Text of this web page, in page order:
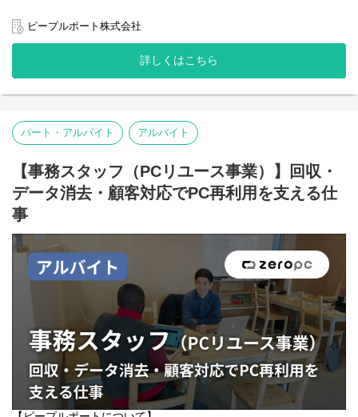
・チームを巻き込んだ改善の実行
上記以外にもビジョン達成に向けて、必要な施策に対して柔軟に
お任せする可能性があります。
難民当事者の活躍機会を創りたいという強い想いをお持ちの方、
ぜひお待ちしています。
すべての業務をご依頼することも可能ですし、どれかの業務を切
り分けてご依頼することも可能です。
・スクリプト執筆…ショート動画の企画、台本を作成します
・撮影ディレクション…撮影現場に同行し、出演者や取材先への
・編集…ショート動画を編集します
・プロジェクトマネージャー…案件のスケジュール管理や、制作
チームへのディレクションを担います
はもちろん、他の地域からも毎年多くの人々が日本へ避難してき
ています。
ただ、避難後の支援は十分とはいえず、自分たちで自立して生き
ていかなければなりません。「日本語」という言葉の壁が大きく
立ちはだかり、経済的に困窮し、社会的に孤立した生活を送って
いる人たちがこの日本にも多くいます。
ピープルポートは、「日本語」が話せなくても働けるように、そ
して、難民が保護される対象ではなく地域社会に貢献する人材に
業に取り組んでいます。
一方的な「支援」ではなく、「一緒に働ける仲間である」という
ことを大切に、難民当事者と一緒のオフィスで肩を並べて働きな
がら、事業に取り組んでいます。
「働くことは生きること」
安定して働けることで、
・毎食しっかりと食べられる
・自分で住む場所を選べる
・離れ離れになっていた家族を日本に呼ぶことができる
など、人生がポジティブに変わっていくメンバーを何人も見てき
ました。
難易度が非常に高く、日本でもチャレンジャーが圧倒的に少ない
「難民の就労機会を創る」ということに、個人の方、企業さまに
限らず、NPO団体さまなど様々なステークホルダー、そして当事
者を巻き込みながら、取り組んでいます。
ピープルポート株式会社
詳しくはこちら
パート・アルバイト アルバイト
【事務スタッフ（PCリユース事業）】回収・
データ消去・顧客対応でPC再利用を支える仕
事